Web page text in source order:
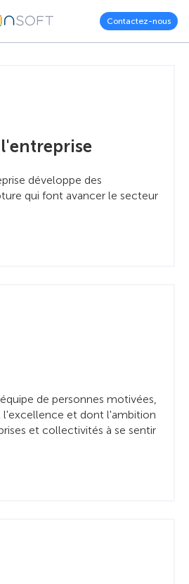
Contactez-nous
développe des
qui font avancer le secteur
de personnes motivées,
l'excellence et dont l'ambition
et collectivités à se sentir